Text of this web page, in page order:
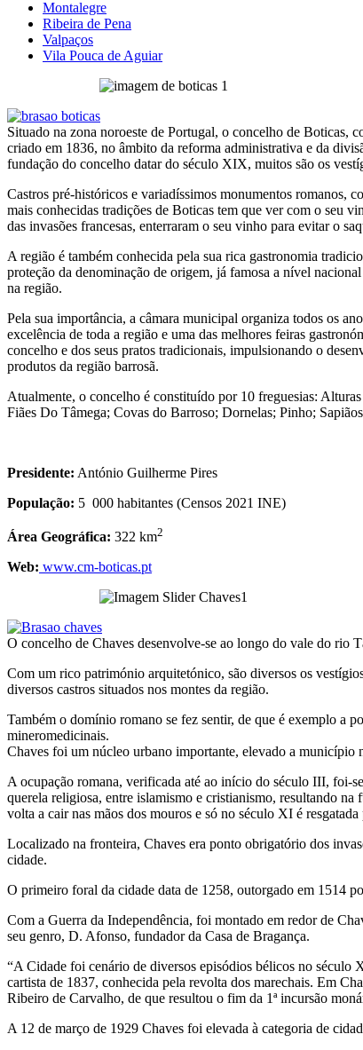
Montalegre
Ribeira de Pena
Valpaços
Vila Pouca de Aguiar
Situado na zona noroeste de Portugal, o concelho de Boticas,
criado em 1836, no âmbito da reforma administrativa e da
fundação do concelho datar do século XIX, muitos são os
Castros pré-históricos e variadíssimos monumentos romanos,
mais conhecidas tradições de Boticas tem que ver com o seu
das invasões francesas, enterraram o seu vinho para evitar o
A região é também conhecida pela sua rica gastronomia
proteção da denominação de origem, já famosa a nível
na região.
Pela sua importância, a câmara municipal organiza todos os
excelência de toda a região e uma das melhores feiras
concelho e dos seus pratos tradicionais, impulsionando o
produtos da região barrosã.
Atualmente, o concelho é constituído por 10 freguesias:
Fiães Do Tâmega; Covas do Barroso; Dornelas; Pinho;
Presidente: António Guilherme Pires
População: 5 000 habitantes (Censos 2021 INE)
Área Geográfica: 322 km2
Web: www.cm-boticas.pt
O concelho de Chaves desenvolve-se ao longo do vale do rio
Com um rico património arquitetónico, são diversos os
diversos castros situados nos montes da região.
Também o domínio romano se fez sentir, de que é exemplo a
mineromedicinais.
Chaves foi um núcleo urbano importante, elevado a município
A ocupação romana, verificada até ao início do século III, foi-
querela religiosa, entre islamismo e cristianismo, resultando
volta a cair nas mãos dos mouros e só no século XI é
Localizado na fronteira, Chaves era ponto obrigatório dos
cidade.
O primeiro foral da cidade data de 1258, outorgado em 1514
Com a Guerra da Independência, foi montado em redor de
seu genro, D. Afonso, fundador da Casa de Bragança.
“A Cidade foi cenário de diversos episódios bélicos no século
cartista de 1837, conhecida pela revolta dos marechais. Em
Ribeiro de Carvalho, de que resultou o fim da 1ª incursão
A 12 de março de 1929 Chaves foi elevada à categoria de